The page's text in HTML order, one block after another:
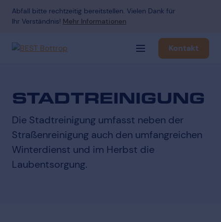
Abfall bitte rechtzeitig bereitstellen. Vielen Dank für
Ihr Verständnis! Mehr Informationen
Navigation öffnen
Kontakt
STADTREINIGUNG
Die Stadtreinigung umfasst neben der
Straßenreinigung auch den umfangreichen
Winterdienst und im Herbst die
Laubentsorgung.